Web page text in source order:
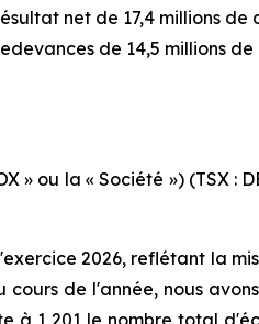
net de 17,4 millions de
de 14,5 millions
» ou la « Société ») (TSX :
2026, reflétant la
de l'année, nous